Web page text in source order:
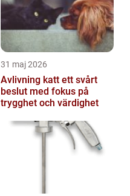
31 maj 2026
Avlivning katt ett svårt
beslut med fokus på
trygghet och värdighet